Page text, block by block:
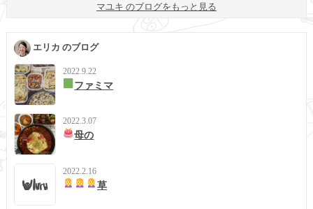
マユキ のブログをもっと見る
エリカ のブログ
2022.9.22
ファミマ
2022.3.07
母の
2022.2.16
草